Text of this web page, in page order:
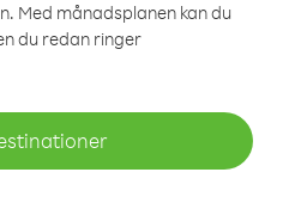
Med månadsplanen kan du
du redan ringer